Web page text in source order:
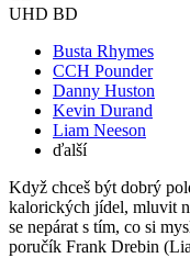
UHD BD
Busta Rhymes
CCH Pounder
Danny Huston
Kevin Durand
Liam Neeson
ďalší
Když chceš být dobrý
kalorických jídel, mluvit
se nepárat s tím, co si
poručík Frank Drebin